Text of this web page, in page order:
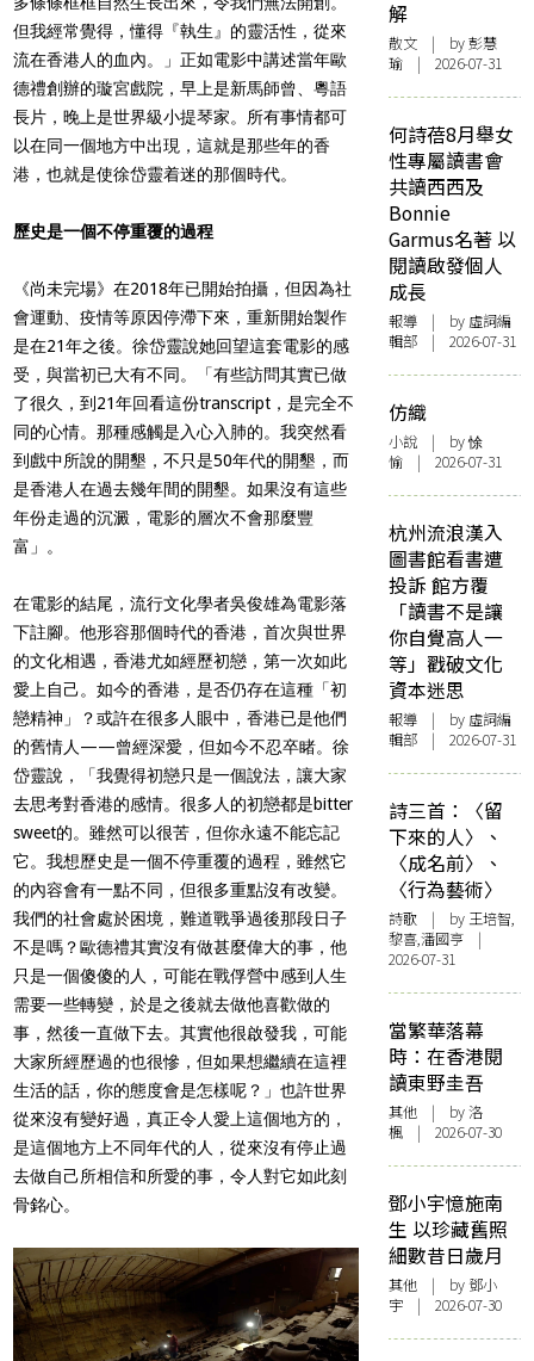
但我經常覺得，懂得『執生』的靈活性，從來
流在香港人的血內。」正如電影中講述當年歐
德禮創辦的璇宮戲院，早上是新馬師曾、粵語
長片，晚上是世界級小提琴家。所有事情都可
以在同一個地方中出現，這就是那些年的香
港，也就是使徐岱靈着迷的那個時代。
歷史是一個不停重覆的過程
《尚未完場》在2018年已開始拍攝，但因為社
會運動、疫情等原因停滯下來，重新開始製作
是在21年之後。徐岱靈說她回望這套電影的感
受，與當初已大有不同。「有些訪問其實已做
了很久，到21年回看這份transcript，是完全不
同的心情。那種感觸是入心入肺的。我突然看
到戲中所說的開墾，不只是50年代的開墾，而
是香港人在過去幾年間的開墾。如果沒有這些
年份走過的沉澱，電影的層次不會那麼豐
富」。
在電影的結尾，流行文化學者吳俊雄為電影落
下註腳。他形容那個時代的香港，首次與世界
的文化相遇，香港尤如經歷初戀，第一次如此
愛上自己。如今的香港，是否仍存在這種「初
戀精神」？或許在很多人眼中，香港已是他們
的舊情人——曾經深愛，但如今不忍卒睹。徐
岱靈說，「我覺得初戀只是一個說法，讓大家
去思考對香港的感情。很多人的初戀都是bitter
sweet的。雖然可以很苦，但你永遠不能忘記
它。我想歷史是一個不停重覆的過程，雖然它
的內容會有一點不同，但很多重點沒有改變。
我們的社會處於困境，難道戰爭過後那段日子
不是嗎？歐德禮其實沒有做甚麼偉大的事，他
只是一個傻傻的人，可能在戰俘營中感到人生
需要一些轉變，於是之後就去做他喜歡做的
事，然後一直做下去。其實他很啟發我，可能
大家所經歷過的也很慘，但如果想繼續在這裡
生活的話，你的態度會是怎樣呢？」也許世界
從來沒有變好過，真正令人愛上這個地方的，
是這個地方上不同年代的人，從來沒有停止過
去做自己所相信和所愛的事，令人對它如此刻
骨銘心。
解
散文 | by 彭慧
瑜 | 2026-07-31
何詩蓓8月舉女
性專屬讀書會
共讀西西及
Bonnie
Garmus名著 以
閱讀啟發個人
成長
報導 | by 虛詞編
輯部 | 2026-07-31
仿織
小說 | by 悇
愉 | 2026-07-31
杭州流浪漢入
圖書館看書遭
投訴 館方覆
「讀書不是讓
你自覺高人一
等」戳破文化
資本迷思
報導 | by 虛詞編
輯部 | 2026-07-31
詩三首：〈留
下來的人〉、
〈成名前〉、
〈行為藝術〉
詩歌 | by 王培智,
黎喜,潘國亨 |
2026-07-31
當繁華落幕
時：在香港閱
讀東野圭吾
其他 | by洛
楓 | 2026-07-30
鄧小宇憶施南
生 以珍藏舊照
細數昔日歲月
其他 | by 鄧小
宇 | 2026-07-30